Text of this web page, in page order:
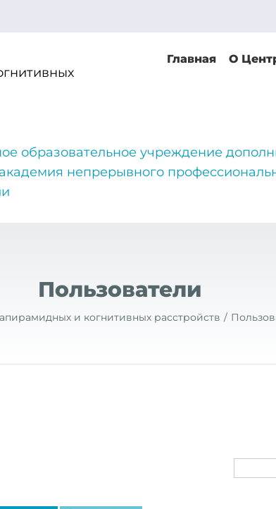
Главная О
образовательное учреждение
непрерывного
Пользователи
и когнитивных расстройств